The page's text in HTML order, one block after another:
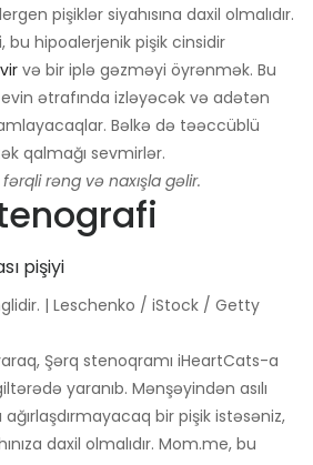
pişiklər siyahısına daxil olmalıdır.
bu hipoalerjenik pişik cinsidir
və bir iplə gəzməyi öyrənmək. Bu
evin ətrafında izləyəcək və adətən
Bəlkə də təəccüblü
qalmağı sevmirlər.
rəng və naxışla gəlir.
| Leschenko / iStock / Getty
Şərq stenoqramı iHeartCats-a
yaranıb. Mənşəyindən asılı
bir pişik istəsəniz,
daxil olmalıdır. Mom.me, bu